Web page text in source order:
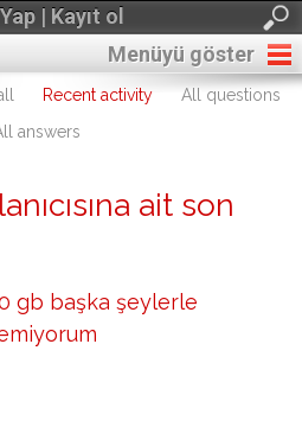
| Kayıt ol
Menüyü göster
Recent activity
All questions
answers
ait son
gb başka şeylerle